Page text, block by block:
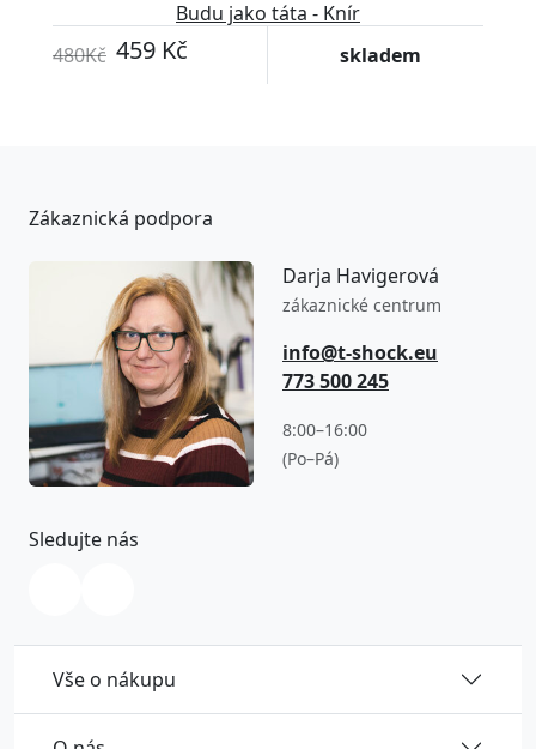
Budu jako táta - Knír
480Kč 459 Kč skladem
Vše o nákupu
Zákaznická podpora
Darja Havigerová
zákaznické centrum
info@t-shock.eu
773 500 245
8:00–16:00
(Po–Pá)
Sledujte nás